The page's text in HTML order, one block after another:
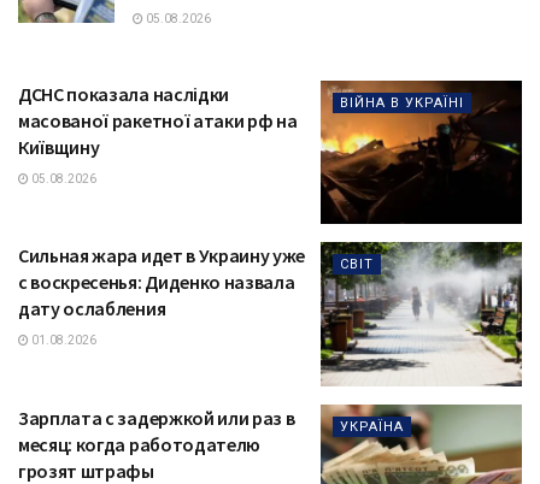
05.08.2026
ВІЙНА В УКРАЇНІ
ДСНС показала наслідки
масованої ракетної атаки рф на
Київщину
05.08.2026
СВІТ
Сильная жара идет в Украину уже
с воскресенья: Диденко назвала
дату ослабления
01.08.2026
УКРАЇНА
Зарплата с задержкой или раз в
месяц: когда работодателю
грозят штрафы